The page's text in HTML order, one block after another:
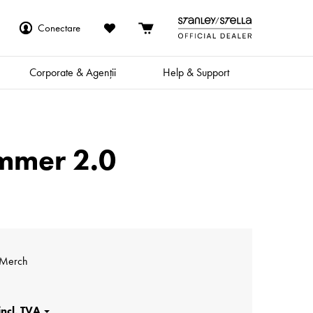
Conectare
Corporate & Agenții Help & Support
2.0